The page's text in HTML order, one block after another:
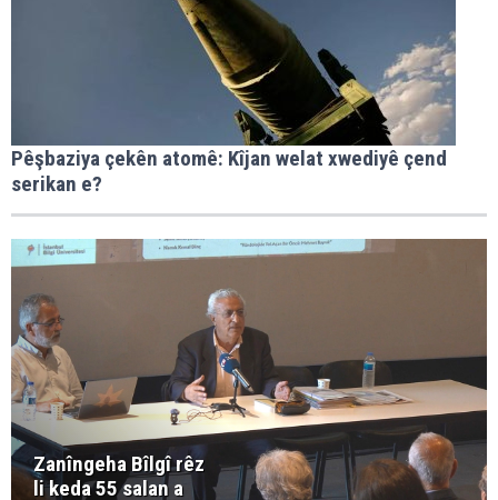
Pêşbaziya çekên atomê: Kîjan welat xwediyê çend
serikan e?
Zanîngeha Bîlgî rêz
li keda 55 salan a